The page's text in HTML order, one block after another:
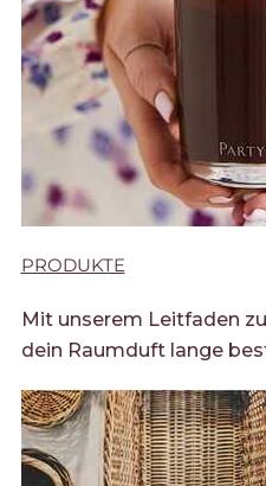
PRODUKTE
Mit unserem Leitfaden
dein Raumduft lange